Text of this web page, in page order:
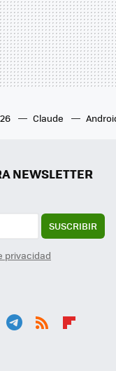
Claude
NEWSLETTER
SUSCRIBIR
privacidad